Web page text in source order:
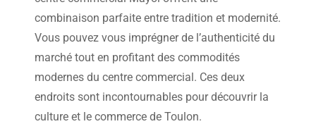
combinaison parfaite entre tradition et modernité.
Vous pouvez vous imprégner de l’authenticité du
marché tout en profitant des commodités
modernes du centre commercial. Ces deux
endroits sont incontournables pour découvrir la
culture et le commerce de Toulon.